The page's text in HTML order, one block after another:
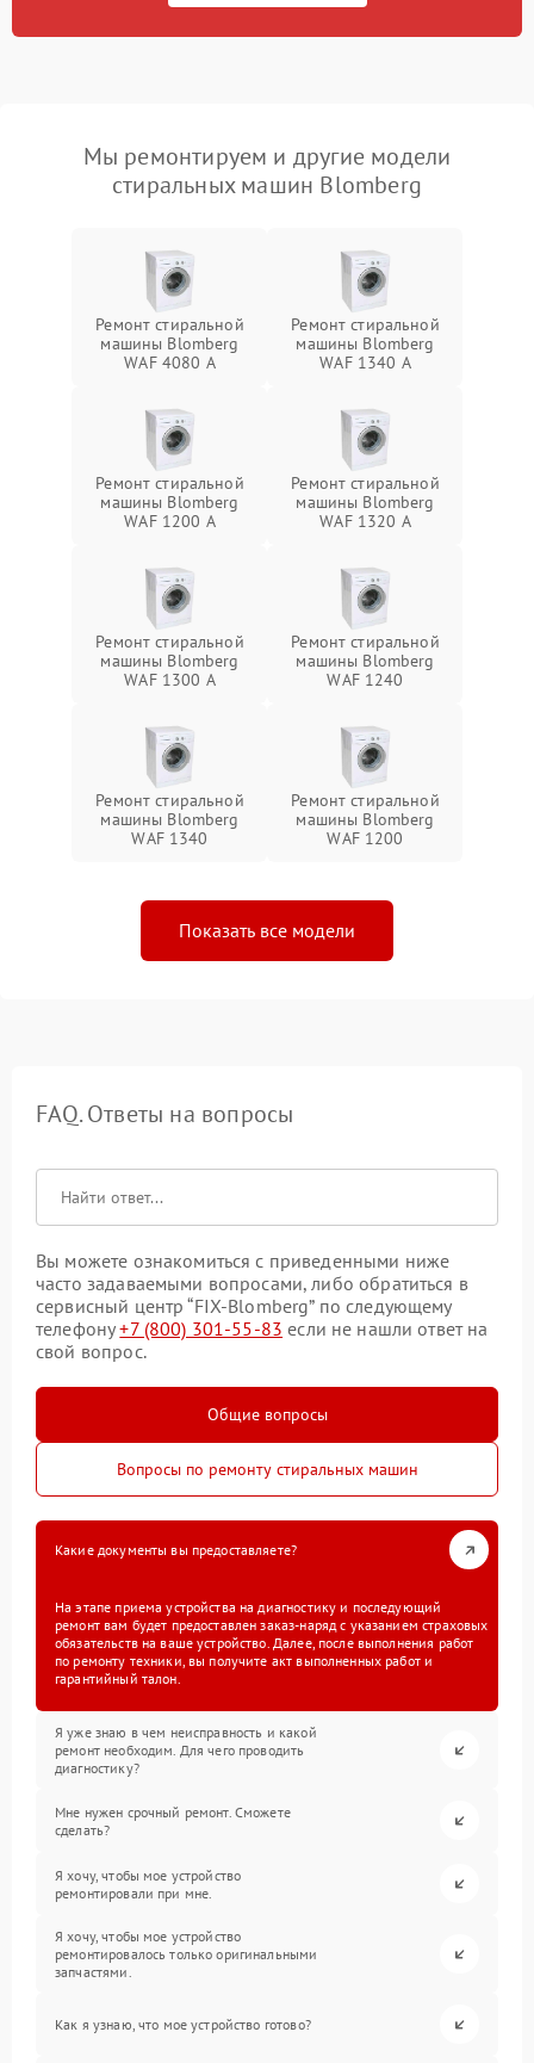
Мы ремонтируем и другие модели
стиральных машин Blomberg
Ремонт стиральной
машины Blomberg
WAF 4080 A
Ремонт стиральной
машины Blomberg
WAF 1340 A
Ремонт стиральной
машины Blomberg
WAF 1200 A
Ремонт стиральной
машины Blomberg
WAF 1320 A
Ремонт стиральной
машины Blomberg
WAF 1300 A
Ремонт стиральной
машины Blomberg
WAF 1240
Ремонт стиральной
машины Blomberg
WAF 1340
Ремонт стиральной
машины Blomberg
WAF 1200
Показать все модели
FAQ. Ответы на вопросы
Вы можете ознакомиться с приведенными ниже
часто задаваемыми вопросами, либо обратиться в
сервисный центр “FIX-Blomberg” по следующему
телефону+7 (800) 301-55-83 если не нашли ответ на
свой вопрос.
Общие вопросы
Вопросы по ремонту стиральных машин
Какие документы вы предоставляете?
На этапе приема устройства на диагностику и последующий
ремонт вам будет предоставлен заказ-наряд с указанием страховых
обязательств на ваше устройство. Далее, после выполнения работ
по ремонту техники, вы получите акт выполненных работ и
гарантийный талон.
Я уже знаю в чем неисправность и какой
ремонт необходим. Для чего проводить
диагностику?
Мне нужен срочный ремонт. Сможете
сделать?
Я хочу, чтобы мое устройство
ремонтировали при мне.
Я хочу, чтобы мое устройство
ремонтировалось только оригинальными
запчастями.
Как я узнаю, что мое устройство готово?